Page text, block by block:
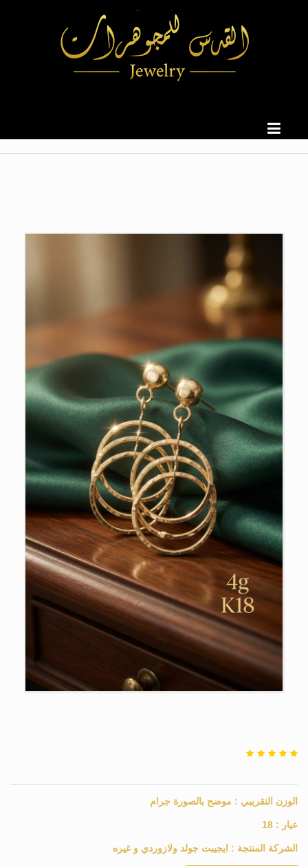
الوزن التقريبي : موضح بالصورة جرام
عيار : 18
الشركة المنتجة : ايجيبت جولد ولازوردي و غيره